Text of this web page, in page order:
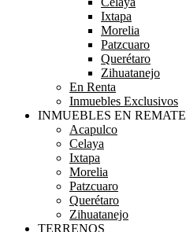
Ixtapa
Morelia
Patzcuaro
Querétaro
Zihuatanejo
En Renta
Inmuebles Exclusivos
INMUEBLES EN REMATE
Acapulco
Celaya
Ixtapa
Morelia
Patzcuaro
Querétaro
Zihuatanejo
TERRENOS